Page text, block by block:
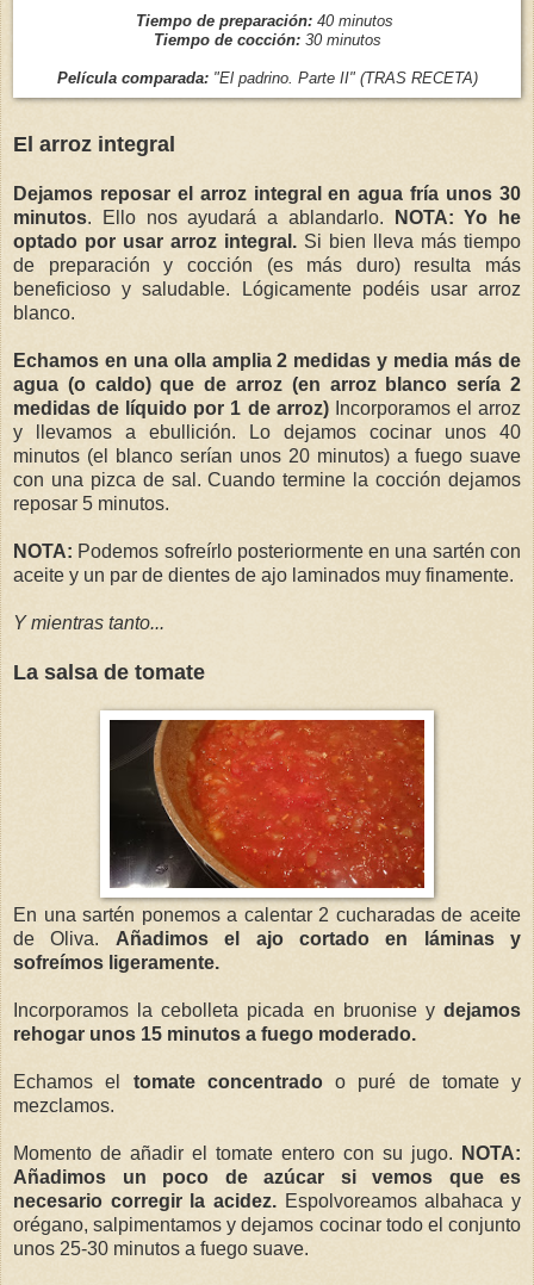
Tiempo de preparación: 40 minutos
Tiempo de cocción:30 minutos
Película comparada: "El padrino. Parte II" (TRAS RECETA)
El arroz integral
Dejamos reposar el arroz integral en agua fría unos 30
minutos. Ello nos ayudará a ablandarlo.
NOTA: Yo he
optado por usar arroz integral. Si bien lleva más tiempo
de preparación y cocción (es más duro) resulta más
beneficioso y saludable. Lógicamente podéis usar arroz
blanco.
Echamos en una olla amplia 2 medidas y media más de
agua (o caldo) que de arroz (en arroz blanco sería 2
medidas de líquido por 1 de arroz) Incorporamos el arroz
y llevamos a ebullición. Lo dejamos cocinar unos 40
minutos (el blanco serían unos 20 minutos) a fuego suave
con una pizca de sal. Cuando termine la cocción dejamos
reposar 5 minutos.
NOTA: Podemos sofreírlo posteriormente en una sartén con
aceite y un par de dientes de ajo laminados muy finamente.
Y mientras tanto...
La salsa de tomate
En una sartén ponemos a calentar 2 cucharadas de aceite
de Oliva. Añadimos el ajo cortado en láminas y
sofreímos ligeramente.
Incorporamos la cebolleta picada en bruonise y dejamos
rehogar unos 15 minutos a fuego moderado.
Echamos el tomate concentradoo puré de tomate y
mezclamos.
Momento de añadir el tomate entero con su jugo.
NOTA:
Añadimos un poco de azúcar si vemos que es
necesario corregir la acidez. Espolvoreamos albahaca y
orégano, salpimentamos y dejamos cocinar todo el conjunto
unos 25-30 minutos a fuego suave.